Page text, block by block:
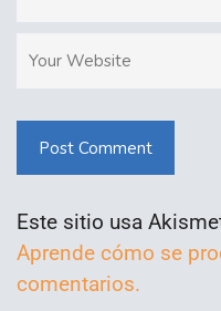
Post Comment
Este sitio usa
Aprende cómo se
comentarios.